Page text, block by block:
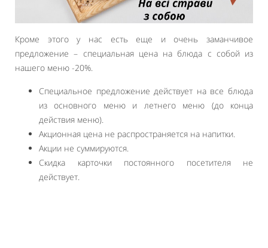
Кроме этого у нас есть еще и очень заманчивое
предложение – специальная цена на блюда с собой из
нашего меню -20%.
Специальное предложение действует на все блюда
из основного меню и летнего меню (до конца
действия меню).
Акционная цена не распространяется на напитки.
Акции не суммируются.
Скидка карточки постоянного посетителя не
действует.